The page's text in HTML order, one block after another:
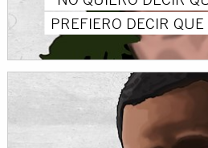
PREFIERO DECIR